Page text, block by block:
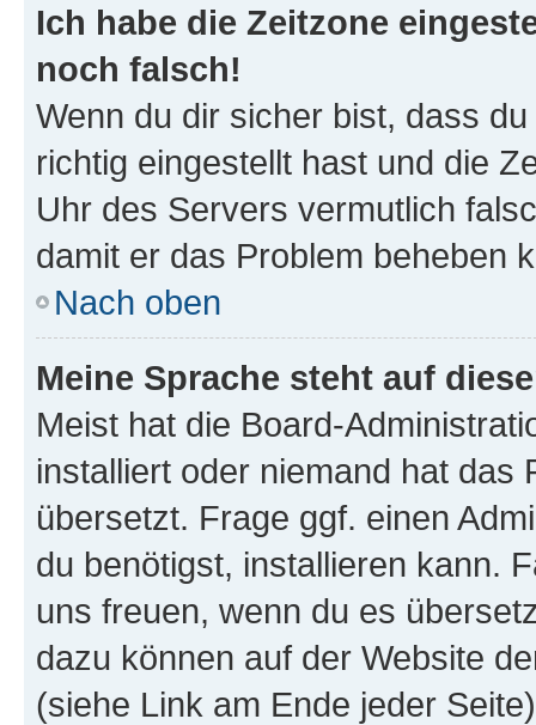
Ich habe die Zeitzone
noch falsch!
Wenn du dir sicher bist, dass
richtig eingestellt hast und die
Uhr des Servers vermutlich
damit er das Problem beheben
Nach oben
Meine Sprache steht auf
Meist hat die Board-
installiert oder niemand hat das
übersetzt. Frage ggf. einen
du benötigst, installieren kann.
uns freuen, wenn du es
dazu können auf der Website
(siehe Link am Ende jeder